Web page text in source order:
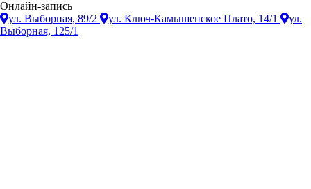
Онлайн-запись
ул. Выборная, 89/2
ул. Ключ-Камышенское Плато, 14/1
ул.
Выборная, 125/1